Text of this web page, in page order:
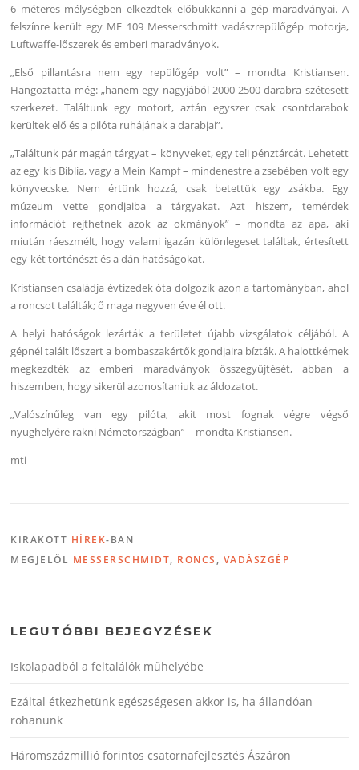
6 méteres mélységben elkezdtek előbukkanni a gép maradványai. A
felszínre került egy ME 109 Messerschmitt vadászrepülőgép motorja,
Luftwaffe-lőszerek és emberi maradványok.
„Első pillantásra nem egy repülőgép volt” – mondta Kristiansen.
Hangoztatta még: „hanem egy nagyjából 2000-2500 darabra szétesett
szerkezet. Találtunk egy motort, aztán egyszer csak csontdarabok
kerültek elő és a pilóta ruhájának a darabjai”.
„Találtunk pár magán tárgyat – könyveket, egy teli pénztárcát. Lehetett
az egy kis Biblia, vagy a Mein Kampf – mindenestre a zsebében volt egy
könyvecske. Nem értünk hozzá, csak betettük egy zsákba. Egy
múzeum vette gondjaiba a tárgyakat. Azt hiszem, temérdek
információt rejthetnek azok az okmányok” – mondta az apa, aki
miután ráeszmélt, hogy valami igazán különlegeset találtak, értesített
egy-két történészt és a dán hatóságokat.
Kristiansen családja évtizedek óta dolgozik azon a tartományban, ahol
a roncsot találták; ő maga negyven éve él ott.
A helyi hatóságok lezárták a területet újabb vizsgálatok céljából. A
gépnél talált lőszert a bombaszakértők gondjaira bízták. A halottkémek
megkezdték az emberi maradványok összegyűjtését, abban a
hiszemben, hogy sikerül azonosítaniuk az áldozatot.
„Valószínűleg van egy pilóta, akit most fognak végre végső
nyughelyére rakni Németországban” – mondta Kristiansen.
mti
KIRAKOTT HÍREK-BAN
MEGJELÖL MESSERSCHMIDT, RONCS , VADÁSZGÉP
LEGUTÓBBI BEJEGYZÉSEK
Iskolapadból a feltalálók műhelyébe
Ezáltal étkezhetünk egészségesen akkor is, ha állandóan
rohanunk
Háromszázmillió forintos csatornafejlesztés Ászáron